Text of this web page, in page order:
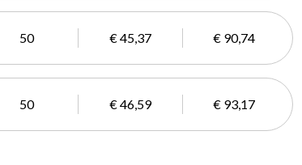
50 € 45,37 € 90,74
50 € 46,59 € 93,17